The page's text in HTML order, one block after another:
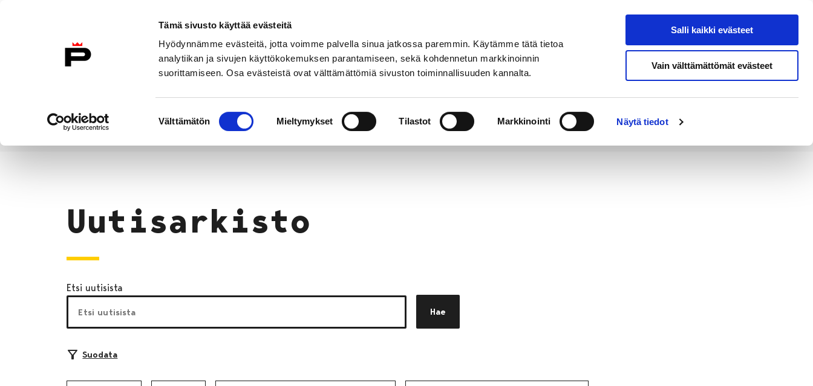
Tämä sivusto käyttää evästeitä
Hyödynnämme evästeitä, jotta voimme palvella sinua jatkossa paremmin. Käytämme tätä tietoa
analytiikan ja sivujen käyttökokemuksen parantamiseen, sekä kohdennetun markkinoinnin
suorittamiseen. Osa evästeistä ovat välttämättömiä sivuston toiminnallisuuden kannalta.
valinta
Välttämätön Mieltymykset Tilastot Markkinointi Näytä tiedot
Salli kaikki evästeet
Vain välttämättömät evästeet
Etusivulle
Hae sivustolta
Etusivu
Uutisarkisto
Etsi uutisista
Hae
Suodata